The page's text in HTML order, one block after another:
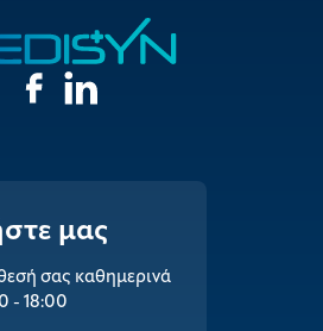
μας
σας καθημερινά
- 18:00